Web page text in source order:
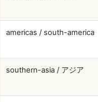
americas / south-america
southern-asia / アジア